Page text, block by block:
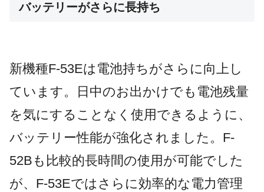
バッテリーがさらに長持ち
新機種F-53Eは電池持ちがさらに向上し
ています。日中のお出かけでも電池残量
を気にすることなく使用できるように、
バッテリー性能が強化されました。F-
52Bも比較的長時間の使用が可能でした
が、F-53Eではさらに効率的な電力管理